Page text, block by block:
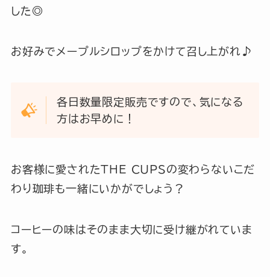
した◎
お好みでメープルシロップをかけて召し上がれ♪
各日数量限定販売ですので、気になる
方はお早めに！
お客様に愛されたTHE CUPSの変わらないこだ
わり珈琲も一緒にいかがでしょう？
コーヒーの味はそのまま大切に受け継がれていま
す。